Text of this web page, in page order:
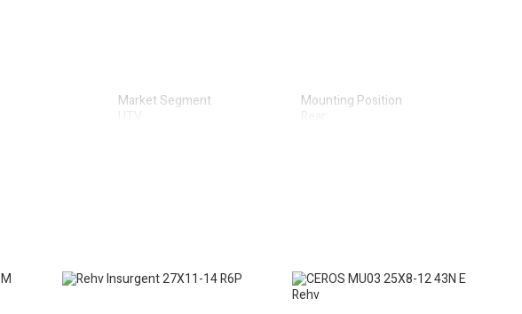
Market Segment
Mounting Position